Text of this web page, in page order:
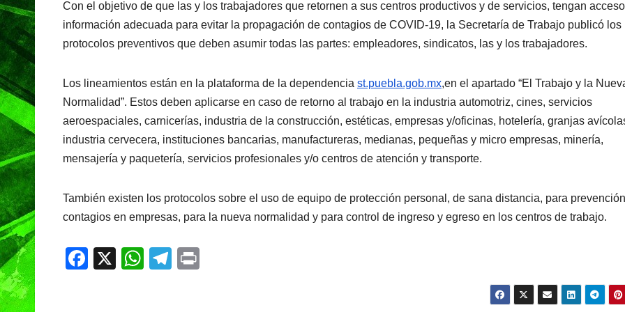
c
e
o
o
k
at
s
p
p
e
gr
m
t
Con el objetivo de que las y los trabajadores que retornen a sus centros productivos y de servicios, tengan
información adecuada para evitar la propagación de contagios de COVID-19, la Secretaría de Trabajo publicó los
protocolos preventivos que deben asumir todas las partes: empleadores, sindicatos, las y los trabajadores.
Los lineamientos están en la plataforma de la dependencia st.puebla.gob.mx,en el apartado “El Trabajo y la
Normalidad”. Estos deben aplicarse en caso de retorno al trabajo en la industria automotriz, cines, servicios
aeroespaciales, carnicerías, industria de la construcción, estéticas, empresas y/oficinas, hotelería, granjas
industria cervecera, instituciones bancarias, manufactureras, medianas, pequeñas y micro empresas, minería,
mensajería y paquetería, servicios profesionales y/o centros de atención y transporte.
También existen los protocolos sobre el uso de equipo de protección personal, de sana distancia, para
contagios en empresas, para la nueva normalidad y para control de ingreso y egreso en los centros de trabajo.
F
X
W
T
PORTADA TENDENCIA VIDA │ ESTILO
Carmelitas
Café, el sabor
tradicional
que conquista
a los visitantes
04/08/2026 VERÓNICA
TENDENCIA VIDA
Oreo®
lanzan
México